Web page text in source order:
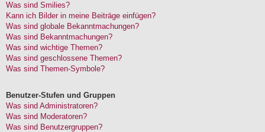
Was sind Smilies?
Kann ich Bilder in meine Beiträge einfügen?
Was sind globale Bekanntmachungen?
Was sind Bekanntmachungen?
Was sind wichtige Themen?
Was sind geschlossene Themen?
Was sind Themen-Symbole?
Benutzer-Stufen und Gruppen
Was sind Administratoren?
Was sind Moderatoren?
Was sind Benutzergruppen?